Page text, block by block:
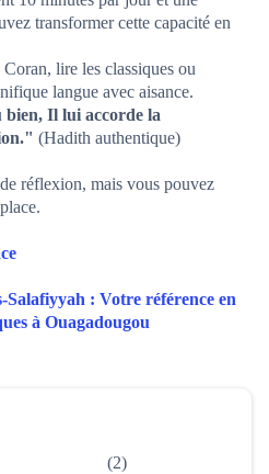
transformer cette capacité en
lire les classiques ou
langue avec aisance.
Il lui accorde la
(Hadith authentique)
réflexion, mais vous pouvez
: Votre référence en
à Ouagadougou
(2)